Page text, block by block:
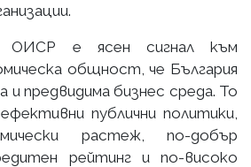
ОИСР е ясен сигнал към
общност, че България
и предвидима бизнес среда. То
публични политики,
растеж, по-добър
рейтинг и по-високо